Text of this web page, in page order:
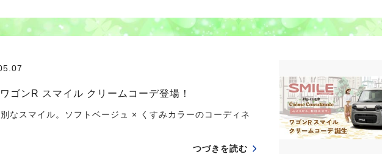
ゴンR スマイル クリームコーデ登場！
なスマイル。ソフトベージュ × くすみカラーのコーディネ
つづきを読む